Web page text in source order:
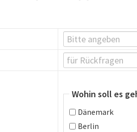
Pflichtfeld
Wohin soll es
Dänemark
Berlin